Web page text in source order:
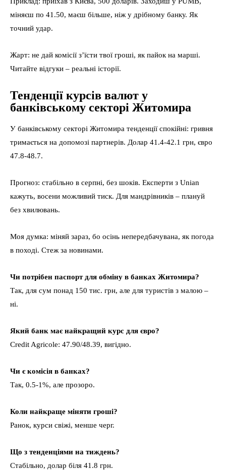
міняєш по 41.50, маєш більше, ніж у дрібному банку. Як
точний удар.
Жарт: не дай комісії з’їсти твої гроші, як пайок на марші.
Читайте відгуки – реальні історії.
Тенденції курсів валют у
банківському секторі Житомира
У банківському секторі Житомира тенденції спокійні: гривня
тримається на допомозі партнерів. Долар 41.4-42.1 грн, євро
47.8-48.7.
Прогноз: стабільно в серпні, без шоків. Експерти з Unian
кажуть, восени можливий тиск. Для мандрівників – плануй
без хвилювань.
Моя думка: міняй зараз, бо осінь непередбачувана, як погода
в поході. Стеж за новинами.
Чи потрібен паспорт для обміну в банках Житомира?
Так, для сум понад 150 тис. грн, але для туристів з малою –
ні.
Який банк має найкращий курс для євро?
Credit Agricole: 47.90/48.39, вигідно.
Чи є комісія в банках?
Так, 0.5-1%, але прозоро.
Коли найкраще міняти гроші?
Ранок, курси свіжі, менше черг.
Що з тенденціями на тиждень?
Стабільно, долар біля 41.8 грн.